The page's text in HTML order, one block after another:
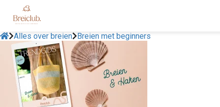
Alles over breien Breien met beginners